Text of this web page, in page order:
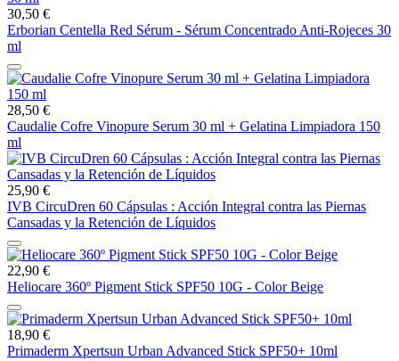
30,50 €
Erborian Centella Red Sérum - Sérum Concentrado Anti-Rojeces 30
ml
28,50 €
Caudalie Cofre Vinopure Serum 30 ml + Gelatina Limpiadora 150
ml
25,90 €
IVB CircuDren 60 Cápsulas : Acción Integral contra las Piernas
Cansadas y la Retención de Líquidos
22,90 €
Heliocare 360º Pigment Stick SPF50 10G - Color Beige
18,90 €
Primaderm Xpertsun Urban Advanced Stick SPF50+ 10ml